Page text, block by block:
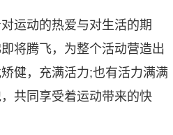
运动的热爱与对生活的期
将腾飞，为整个活动营造出
健，充满活力;也有活力满满
共同享受着运动带来的快